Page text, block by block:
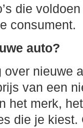
die
consument.
auto?
nieuwe
van een
het merk,
die je